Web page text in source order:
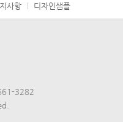
사항 디자인샘플
3282